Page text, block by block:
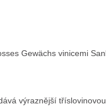
Gewächs vinicemi
výraznější